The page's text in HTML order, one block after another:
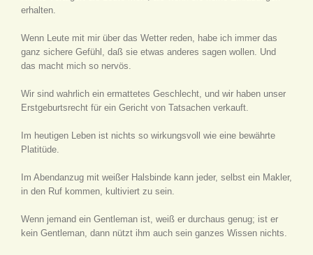
erhalten.
Wenn Leute mit mir über das Wetter reden, habe ich immer das
ganz sichere Gefühl, daß sie etwas anderes sagen wollen. Und
das macht mich so nervös.
Wir sind wahrlich ein ermattetes Geschlecht, und wir haben unser
Erstgeburtsrecht für ein Gericht von Tatsachen verkauft.
Im heutigen Leben ist nichts so wirkungsvoll wie eine bewährte
Platitüde.
Im Abendanzug mit weißer Halsbinde kann jeder, selbst ein Makler,
in den Ruf kommen, kultiviert zu sein.
Wenn jemand ein Gentleman ist, weiß er durchaus genug; ist er
kein Gentleman, dann nützt ihm auch sein ganzes Wissen nichts.